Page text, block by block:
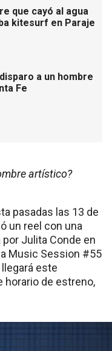
que cayó al agua
kitesurf en Paraje
a un hombre
Fe
artístico?
pasadas las 13 de
un reel con una
Julita Conde en
Music Session #55
llegará este
horario de estreno,